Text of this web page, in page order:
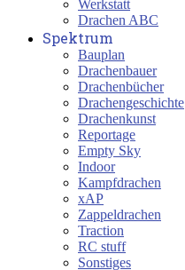
Werkstatt
Drachen ABC
Spektrum
Bauplan
Drachenbauer
Drachenbücher
Drachengeschichte
Drachenkunst
Reportage
Empty Sky
Indoor
Kampfdrachen
xAP
Zappeldrachen
Traction
RC stuff
Sonstiges